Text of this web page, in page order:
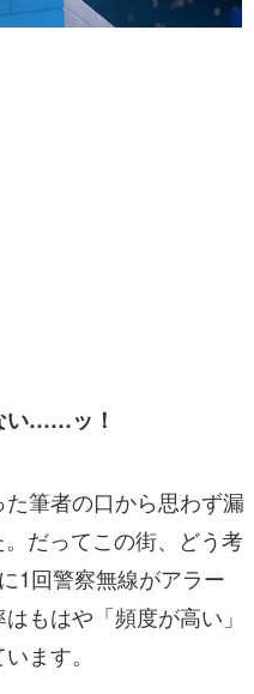
い……ッ！
筆者の口から思わず漏
。だってこの街、どう考
1回警察無線がアラー
もはや「頻度が高い」
ます。